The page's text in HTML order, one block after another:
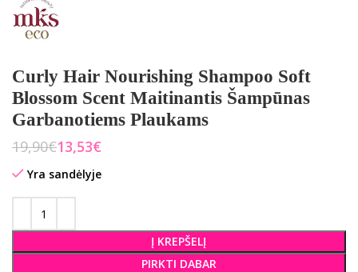
Curly Hair Nourishing Shampoo Soft
Blossom Scent Maitinantis Šampūnas
Garbanotiems Plaukams
19,90€13,53€
Yra sandėlyje
Į KREPŠELĮ
PIRKTI DABAR